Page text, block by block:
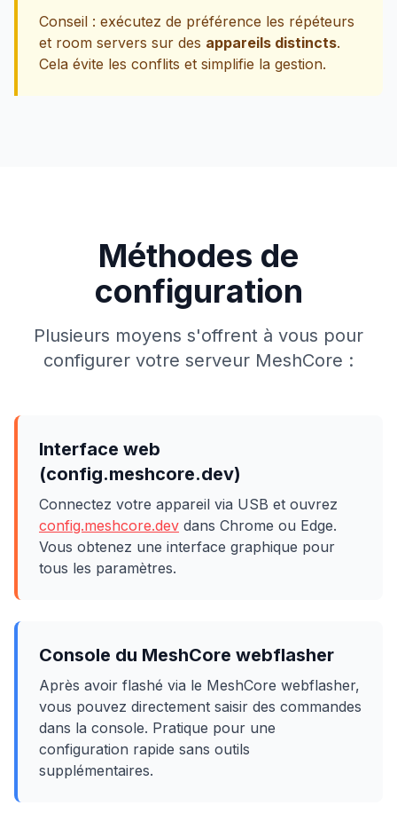
Conseil : exécutez de préférence les répéteurs
et room servers sur des appareils distincts.
Cela évite les conflits et simplifie la gestion.
Méthodes de
configuration
Plusieurs moyens s'offrent à vous pour
configurer votre serveur MeshCore :
Interface web
(config.meshcore.dev)
Connectez votre appareil via USB et ouvrez
config.meshcore.dev dans Chrome ou Edge.
Vous obtenez une interface graphique pour
tous les paramètres.
Console du MeshCore webflasher
Après avoir flashé via le MeshCore webflasher,
vous pouvez directement saisir des commandes
dans la console. Pratique pour une
configuration rapide sans outils
supplémentaires.